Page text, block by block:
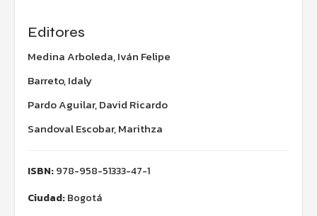
Editores
Medina Arboleda, Iván Felipe
Barreto, Idaly
Pardo Aguilar, David Ricardo
Sandoval Escobar, Marithza
ISBN:978-958-51333-47-1
Ciudad:Bogotá